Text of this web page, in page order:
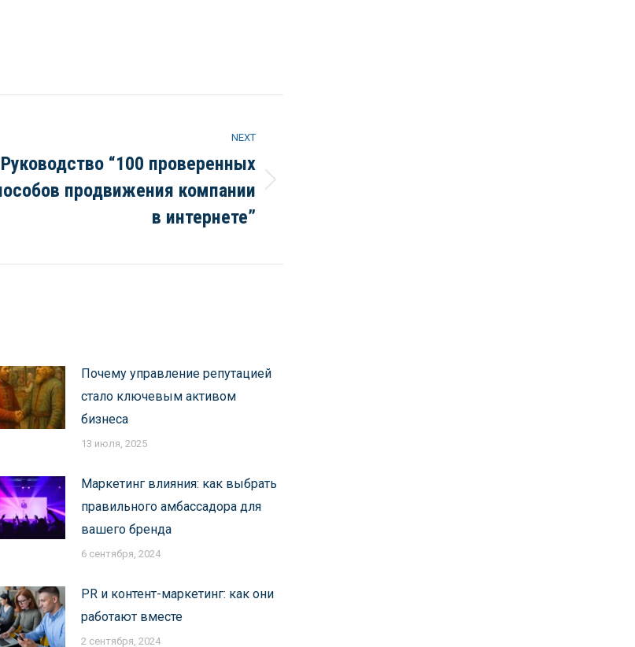
NEXT
Руководство “100 проверенных
продвижения компании
в интернете”
Почему управление репутацией
стало ключевым активом
бизнеса
13 июля, 2025
Маркетинг влияния: как выбрать
правильного амбассадора для
вашего бренда
6 сентября, 2024
PR и контент-маркетинг: как они
работают вместе
2 сентября, 2024